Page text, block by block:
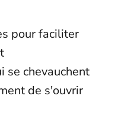
pour faciliter
se chevauchent
de s'ouvrir